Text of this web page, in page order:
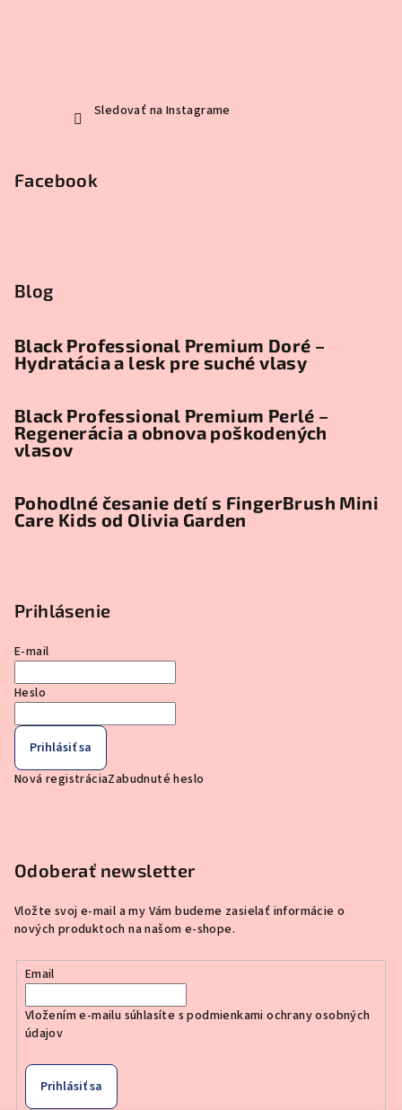
Sledovať na Instagrame
Facebook
Blog
Black Professional Premium Doré –
Hydratácia a lesk pre suché vlasy
Black Professional Premium Perlé –
Regenerácia a obnova poškodených
vlasov
Pohodlné česanie detí s FingerBrush Mini
Care Kids od Olivia Garden
Prihlásenie
E-mail
Heslo
Prihlásiť sa
Nová registráciaZabudnuté heslo
Odoberať newsletter
Vložte svoj e-mail a my Vám budeme zasielať informácie o
nových produktoch na našom e-shope.
Email
Vložením e-mailu súhlasíte spodmienkami ochrany osobných
údajov
Prihlásiť sa